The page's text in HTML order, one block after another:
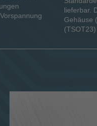
lieferbar.
Gehäuse